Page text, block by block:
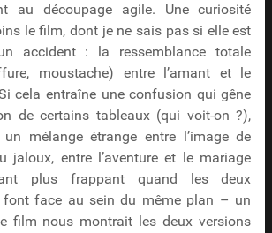
au découpage agile. Une curiosité
le film, dont je ne sais pas si elle est
accident : la ressemblance totale
moustache) entre l’amant et le
cela entraîne une confusion qui gêne
de certains tableaux (qui voit-on ?),
mélange étrange entre l’image de
jaloux, entre l’aventure et le mariage
plus frappant quand les deux
font face au sein du même plan – un
film nous montrait les deux versions